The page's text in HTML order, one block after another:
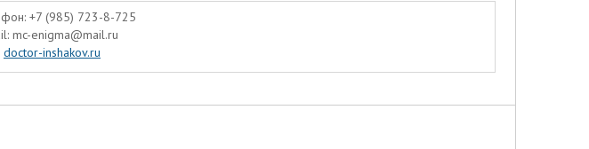
+7 (985) 723-8-725
mc-enigma@mail.ru
doctor-inshakov.ru